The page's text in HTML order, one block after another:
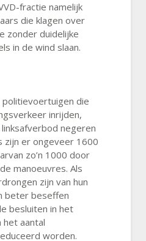
fractie namelijk
die klagen over
zonder duidelijke
in de wind slaan.
die
inrijden,
negeren
zijn er ongeveer 1600
zo’n 1000 door
manoeuvres. Als
zijn van hun
beter beseffen
besluiten in het
het aantal
worden.